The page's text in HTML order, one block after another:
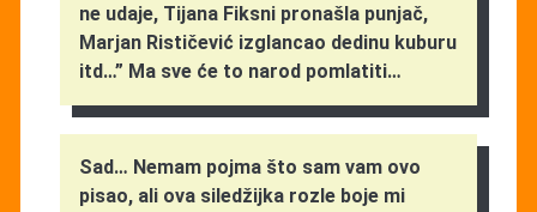
ne udaje, Tijana Fiksni pronašla punjač,
Marjan Rističević izglancao dedinu kuburu
itd…” Ma sve će to narod pomlatiti…
Sad… Nemam pojma što sam vam ovo
pisao, ali ova siledžijka rozle boje mi